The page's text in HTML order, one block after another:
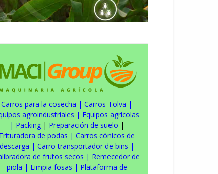
Carros para la cosecha | Carros Tolva |
agroindustriales | Equipos agrícolas
| Packing| Preparación de suelo |
de podas | Carros cónicos de
descarga | Carro transportador de bins |
de frutos secos | Remecedor de
piola | Limpia fosas | Plataforma de